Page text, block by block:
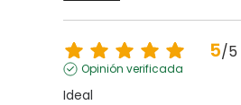
5/5
Opinión verificada
Ideal